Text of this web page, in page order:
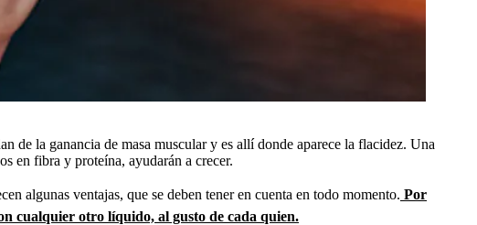
de la ganancia de masa muscular y es allí donde aparece la flacidez. Una
en fibra y proteína, ayudarán a crecer.
algunas ventajas, que se deben tener en cuenta en todo momento. Por
cualquier otro líquido, al gusto de cada quien.